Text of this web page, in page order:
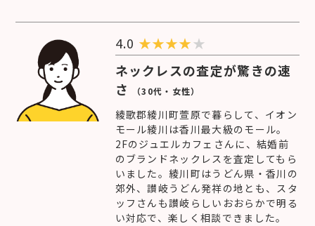
4.0 ★★★★★
ネックレスの査定が驚きの速
さ
（30代・女性）
綾歌郡綾川町萱原で暮らして、イオン
モール綾川は香川最大級のモール。
2Fのジュエルカフェさんに、結婚前
のブランドネックレスを査定してもら
いました。綾川町はうどん県・香川の
郊外、讃岐うどん発祥の地とも、スタ
ッフさんも讃岐らしいおおらかで明る
い対応で、楽しく相談できました。